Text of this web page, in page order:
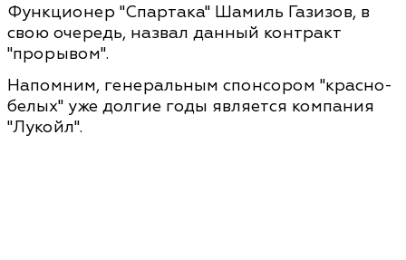
Функционер "Спартака" Шамиль Газизов, в
свою очередь, назвал данный контракт
"прорывом".
Напомним, генеральным спонсором "красно-
белых" уже долгие годы является компания
"Лукойл".